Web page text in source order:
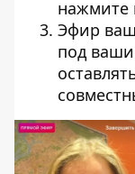
нажмите
Эфир
под